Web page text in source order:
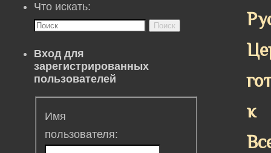
к
Что искать:
Поиск
Вход для
зарегистрированных
пользователей
Имя
пользователя: